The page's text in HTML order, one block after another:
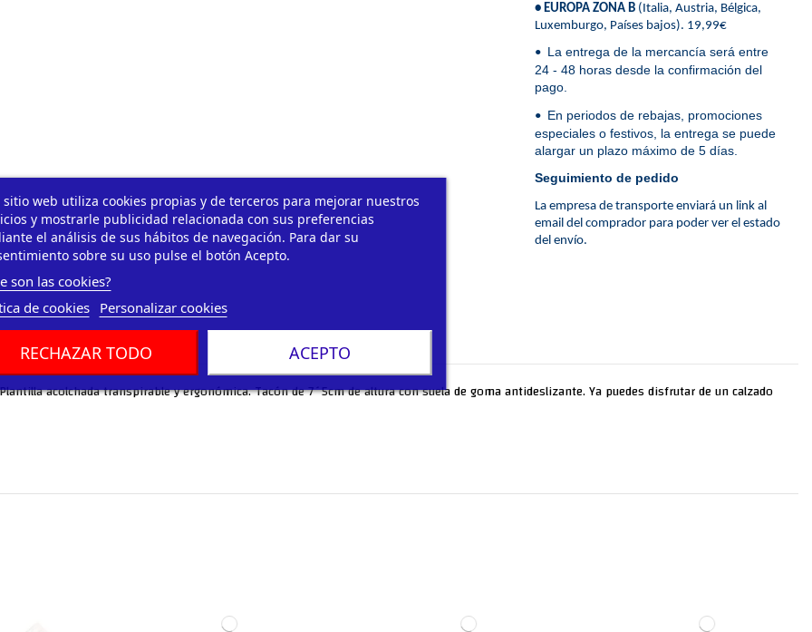
sitio web utiliza cookies propias y de terceros para mejorar nuestros
y mostrarle publicidad relacionada con sus preferencias
el análisis de sus hábitos de navegación. Para dar su
sobre su uso pulse el botón Acepto.
son las cookies?
de cookies
Personalizar cookies
RECHAZAR TODO ACEPTO
• EUROPA ZONA B(Italia, Austria, Bélgica,
Luxemburgo, Países bajos). 19,99€
• La entrega de la mercancía será entre
24 - 48 horas desde la confirmación del
pago.
• En periodos de rebajas, promociones
especiales o festivos, la entrega se puede
alargar un plazo máximo de 5 días.
Seguimiento de pedido
La empresa de transporte enviará un link al
email del comprador para poder ver el estado
del envío.
acolchada transpirable y ergonómica. Tacón de 7´5cm de altura con suela de goma antideslizante. Ya puedes disfrutar de un calzado